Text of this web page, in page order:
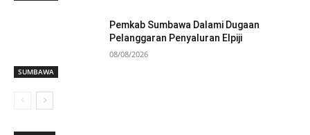
SUMBAWA
Pemkab Sumbawa Dalami Dugaan
Pelanggaran Penyaluran Elpiji
08/08/2026